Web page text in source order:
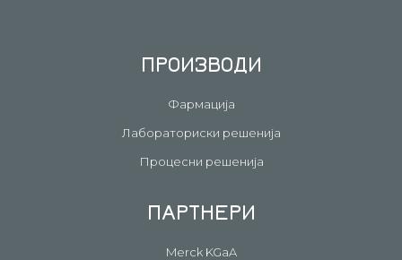
ПРОИЗВОДИ
Фармација
Лабораториски решенија
Процесни решенија
ПАРТНЕРИ
Merck KGaA